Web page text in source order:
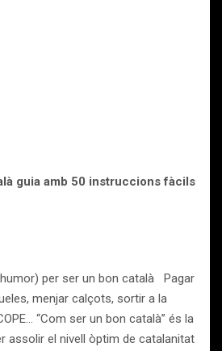
guia amb 50 instruccions fàcils
per ser un bon català Pagar
menjar calçots, sortir a la
“Com ser un bon català” és la
assolir el nivell òptim de catalanitat